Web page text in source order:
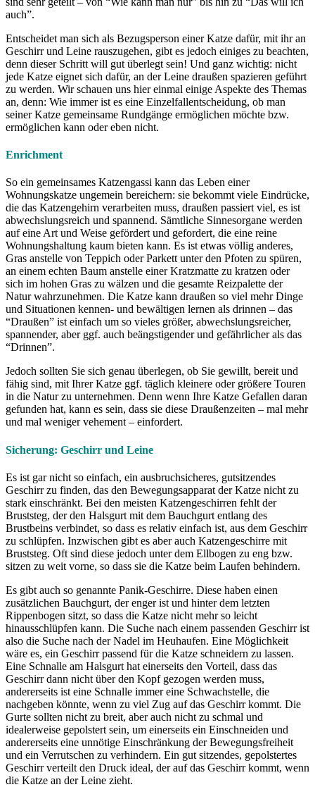
auch”.
Entscheidet man sich als Bezugsperson einer Katze dafür, mit ihr an
Geschirr und Leine rauszugehen, gibt es jedoch einiges zu beachten,
denn dieser Schritt will gut überlegt sein! Und ganz wichtig: nicht
jede Katze eignet sich dafür, an der Leine draußen spazieren geführt
zu werden. Wir schauen uns hier einmal einige Aspekte des Themas
an, denn: Wie immer ist es eine Einzelfallentscheidung, ob man
seiner Katze gemeinsame Rundgänge ermöglichen möchte bzw.
ermöglichen kann oder eben nicht.
Enrichment
So ein gemeinsames Katzengassi kann das Leben einer
Wohnungskatze ungemein bereichern: sie bekommt viele Eindrücke,
die das Katzengehirn verarbeiten muss, draußen passiert viel, es ist
abwechslungsreich und spannend. Sämtliche Sinnesorgane werden
auf eine Art und Weise gefördert und gefordert, die eine reine
Wohnungshaltung kaum bieten kann. Es ist etwas völlig anderes,
Gras anstelle von Teppich oder Parkett unter den Pfoten zu spüren,
an einem echten Baum anstelle einer Kratzmatte zu kratzen oder
sich im hohen Gras zu wälzen und die gesamte Reizpalette der
Natur wahrzunehmen. Die Katze kann draußen so viel mehr Dinge
und Situationen kennen- und bewältigen lernen als drinnen – das
“Draußen” ist einfach um so vieles größer, abwechslungsreicher,
spannender, aber ggf. auch beängstigender und gefährlicher als das
“Drinnen”.
Jedoch sollten Sie sich genau überlegen, ob Sie gewillt, bereit und
fähig sind, mit Ihrer Katze ggf. täglich kleinere oder größere Touren
in die Natur zu unternehmen. Denn wenn Ihre Katze Gefallen daran
gefunden hat, kann es sein, dass sie diese Draußenzeiten – mal mehr
und mal weniger vehement – einfordert.
Sicherung: Geschirr und Leine
Es ist gar nicht so einfach, ein ausbruchsicheres, gutsitzendes
Geschirr zu finden, das den Bewegungsapparat der Katze nicht zu
stark einschränkt. Bei den meisten Katzengeschirren fehlt der
Bruststeg, der den Halsgurt mit dem Bauchgurt entlang des
Brustbeins verbindet, so dass es relativ einfach ist, aus dem Geschirr
zu schlüpfen. Inzwischen gibt es aber auch Katzengeschirre mit
Bruststeg. Oft sind diese jedoch unter dem Ellbogen zu eng bzw.
sitzen zu weit vorne, so dass sie die Katze beim Laufen behindern.
Es gibt auch so genannte Panik-Geschirre. Diese haben einen
zusätzlichen Bauchgurt, der enger ist und hinter dem letzten
Rippenbogen sitzt, so dass die Katze nicht mehr so leicht
hinausschlüpfen kann. Die Suche nach einem passenden Geschirr ist
also die Suche nach der Nadel im Heuhaufen. Eine Möglichkeit
wäre es, ein Geschirr passend für die Katze schneidern zu lassen.
Eine Schnalle am Halsgurt hat einerseits den Vorteil, dass das
Geschirr dann nicht über den Kopf gezogen werden muss,
andererseits ist eine Schnalle immer eine Schwachstelle, die
nachgeben könnte, wenn zu viel Zug auf das Geschirr kommt. Die
Gurte sollten nicht zu breit, aber auch nicht zu schmal und
idealerweise gepolstert sein, um einerseits ein Einschneiden und
andererseits eine unnötige Einschränkung der Bewegungsfreiheit
und ein Verrutschen zu verhindern. Ein gut sitzendes, gepolstertes
Geschirr verteilt den Druck ideal, der auf das Geschirr kommt, wenn
die Katze an der Leine zieht.